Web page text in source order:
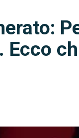
Ecco